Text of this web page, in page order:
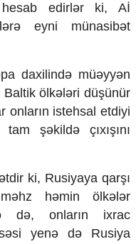
hesab edirlər ki, Aİ
eyni münasibət
daxilində müəyyən
ölkələri düşünür
onların istehsal etdiyi
şəkildə çıxışını
ki, Rusiyaya qarşı
həmin ölkələr
də, onların ixrac
yenə də Rusiya